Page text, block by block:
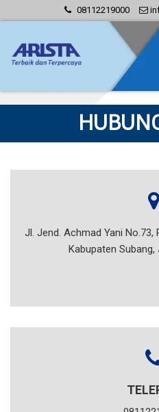
08112219000
Jl. Jend. Achmad Yani No.73,
Kabupaten Subang,